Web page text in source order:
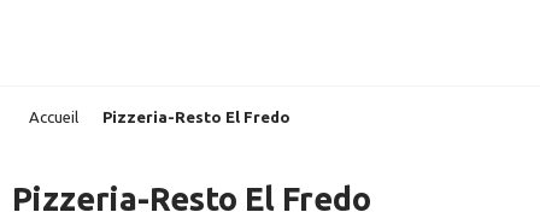
Accueil Pizzeria-Resto El Fredo
Pizzeria-Resto El Fredo